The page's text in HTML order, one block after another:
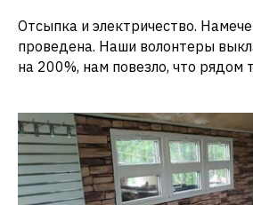
Отсыпка и электричество.
проведена. Наши волонтеры
на 200%, нам повезло, что рядом